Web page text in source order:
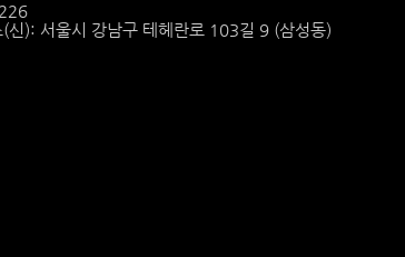
): 서울시 강남구 테헤란로 103길 9 (삼성동)